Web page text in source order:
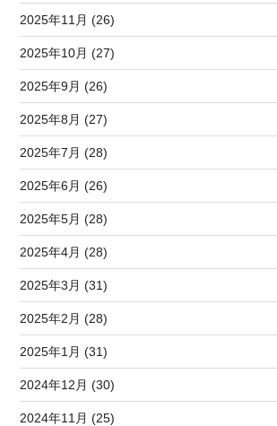
2025年11月 (26)
2025年10月 (27)
2025年9月 (26)
2025年8月 (27)
2025年7月 (28)
2025年6月 (26)
2025年5月 (28)
2025年4月 (28)
2025年3月 (31)
2025年2月 (28)
2025年1月 (31)
2024年12月 (30)
2024年11月 (25)